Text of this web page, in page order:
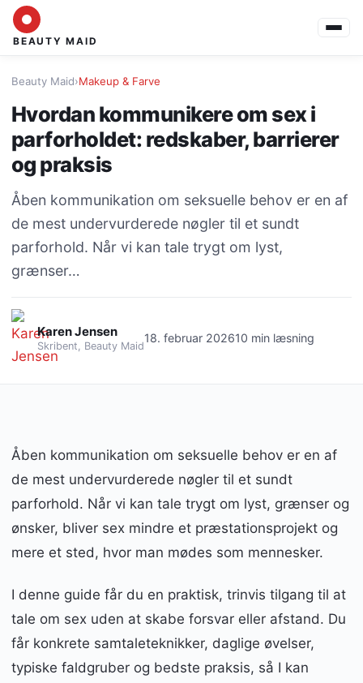
BEAUTY MAID
Beauty Maid›Makeup & Farve
Hvordan kommunikere om sex i
parforholdet: redskaber, barrierer
og praksis
Åben kommunikation om seksuelle behov er en af
de mest undervurderede nøgler til et sundt
parforhold. Når vi kan tale trygt om lyst,
grænser…
Karen Jensen
Skribent, Beauty Maid
18. februar 202610 min læsning
Åben kommunikation om seksuelle behov er en af
de mest undervurderede nøgler til et sundt
parforhold. Når vi kan tale trygt om lyst, grænser og
ønsker, bliver sex mindre et præstationsprojekt og
mere et sted, hvor man mødes som mennesker.
I denne guide får du en praktisk, trinvis tilgang til at
tale om sex uden at skabe forsvar eller afstand. Du
får konkrete samtaleteknikker, daglige øvelser,
typiske faldgruber og bedste praksis, så I kan